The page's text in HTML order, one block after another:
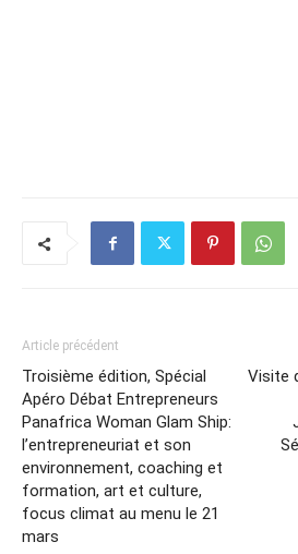
Article précédent
Troisième édition, Spécial
Apéro Débat Entrepreneurs
Panafrica Woman Glam Ship:
l’entrepreneuriat et son
environnement, coaching et
formation, art et culture,
focus climat au menu le 21
mars
Visite